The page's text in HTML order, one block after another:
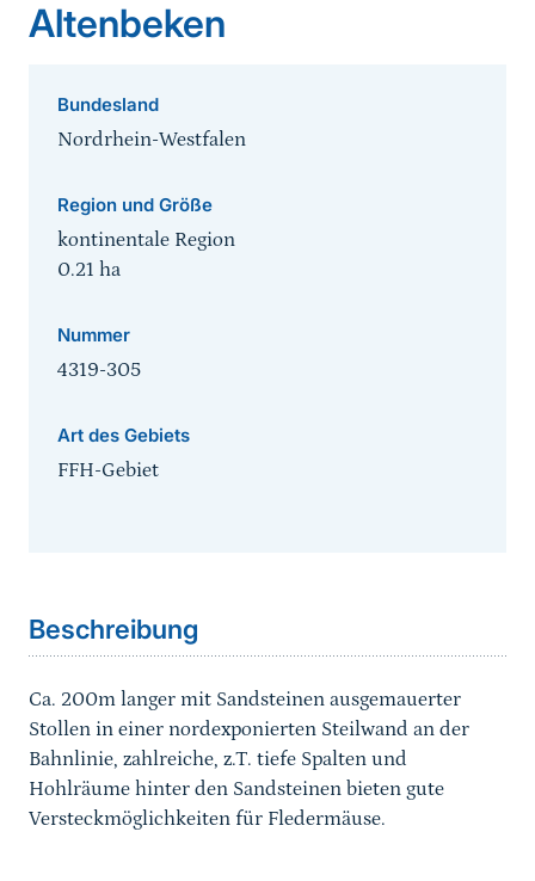
Altenbeken
Bundesland
Nordrhein-Westfalen
Region und Größe
kontinentale Region
0.21 ha
Nummer
4319-305
Art des Gebiets
FFH-Gebiet
Beschreibung
Ca. 200m langer mit Sandsteinen ausgemauerter
Stollen in einer nordexponierten Steilwand an der
Bahnlinie, zahlreiche, z.T. tiefe Spalten und
Hohlräume hinter den Sandsteinen bieten gute
Versteckmöglichkeiten für Fledermäuse.